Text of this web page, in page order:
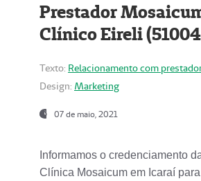
Prestador
Clínico Eireli
Texto: Relacionamento com
Design: Marketing
07 de maio, 2021
Informamos o credenciamento
Clínica Mosaicum em Icaraí